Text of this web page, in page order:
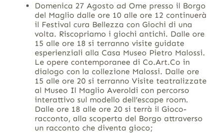
Domenica 27 Agosto ad Ome presso il Borgo
del Maglio dalle ore 10 alle ore 12 continuerà
il Festival cura Bellezza con Giochi di una
volta. Riscopriamo i giochi antichi. Dalle ore
15 alle ore 18 si terranno visite guidate
esperienziali alla Casa Museo Pietro Malossi.
Le opere contemporanee di Co.Art.Co in
dialogo con la collezione Malossi. Dalle ore
15 alle ore 20 si terranno Visite teatralizzate
al Museo Il Maglio Averoldi con percorso
interattivo sul modello dell’escape room.
Dalle ore 18 alle ore 20 si terrà il Gioco-
racconto, alla scoperta del Borgo attraverso
un racconto che diventa gioco;